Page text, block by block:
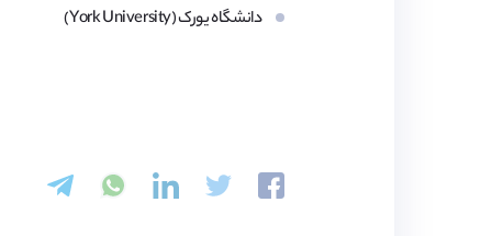
دانشگاه یورک (York University)